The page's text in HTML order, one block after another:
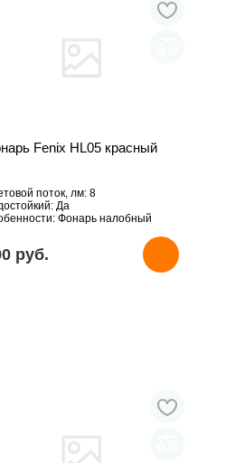
Fenix HL05 красный
поток, лм: 8
Да
Фонарь налобный
pуб.